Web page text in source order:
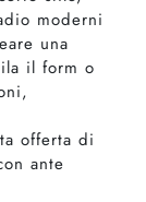
moderni
una
il form o
offerta di
ante